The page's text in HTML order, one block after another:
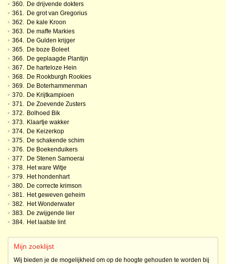
• 360. De drijvende dokters
• 361. De grot van Gregorius
• 362. De kale Kroon
• 363. De maffe Markies
• 364. De Gulden krijger
• 365. De boze Boleet
• 366. De geplaagde Plantijn
• 367. De harteloze Hein
• 368. De Rookburgh Rookies
• 369. De Boterhammenman
• 370. De Krijtkampioen
• 371. De Zoevende Zusters
• 372. Bolhoed Bik
• 373. Klaartje wakker
• 374. De Keizerkop
• 375. De schakende schim
• 376. De Boekenduikers
• 377. De Stenen Samoerai
• 378. Het ware Witje
• 379. Het hondenhart
• 380. De correcte krimson
• 381. Het geweven geheim
• 382. Het Wonderwater
• 383. De zwijgende lier
• 384. Het laatste lint
Mijn zoeklijst
Wij bieden je de mogelijkheid om op de hoogte gehouden te worden bij